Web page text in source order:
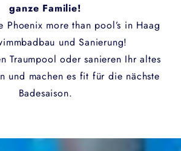
ganze Familie!
Phoenix more than pool’s in Haag
und Sanierung!
Traumpool oder sanieren Ihr altes
und machen es fit für die nächste
Badesaison.